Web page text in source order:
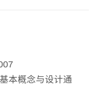
本概念与设计通